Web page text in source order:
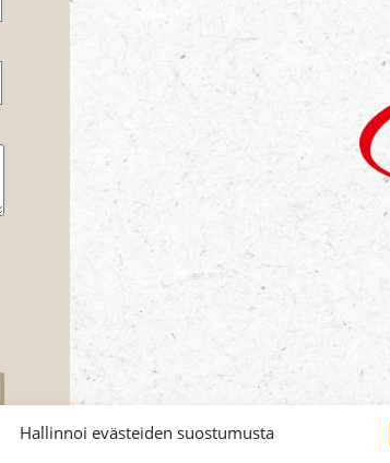
Hallinnoi evästeiden suostumusta